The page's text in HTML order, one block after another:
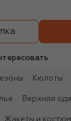
Кюлоты
Верхняя
Жакеты и